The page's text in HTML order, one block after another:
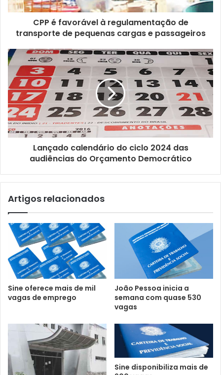
e
e
a
l
CPP é favorável à regulamentação de
transporte de pequenas cargas e passageiros
Lançado calendário do ciclo 2024 das
audiências do Orçamento Democrático
Artigos relacionados
Sine oferece mais de mil
vagas de emprego
João Pessoa inicia a
semana com quase 530
vagas
Sine disponibiliza mais de